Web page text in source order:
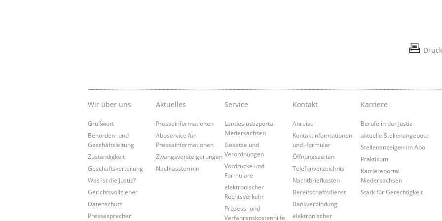
Wir über uns
Grußwort
Behörden- und
Geschäftsleitung
Zuständigkeit
Geschäftsverteilung
Was ist die Justiz?
Gerichtsvollzieher
Datenschutz
Pressesprecher
Aktuelles
Presseinformationen
Aboservice für
Presseinformationen
Zwangsversteigerungen
Nachlasstermin
Service
Landesjustizportal
Niedersachsen
Gesetze und
Verordnungen
Vordrucke und
Formulare
elektronischer
Rechtsverkehr
Prozess- und
Verfahrenskostenhilfe
Kontakt
Anreise
Kontaktinformationen
und -formular
Öffnungszeiten
Telefonverzeichnis
Nachtbriefkasten
Bereitschaftsdienst
Bankverbindung
elektronischer
Karriere
Berufe in der Justiz
aktuelle Stellenangebote
Stellenanzeigen im Abo
Praktikum
Karriereportal
Niedersachsen
Stark für Gerechtigkeit